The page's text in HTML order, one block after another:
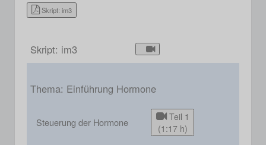
Skript: im3
Skript: im3
Thema: Einführung Hormone
Steuerung der Hormone
Teil 1
(1:17 h)